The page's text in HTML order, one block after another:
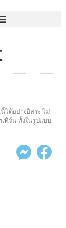
ได้อย่างอิสระ ไม่
ทิร์น ทั้งในรูปแบบ